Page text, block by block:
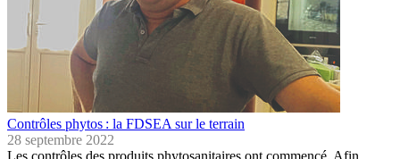
Contrôles phytos : la FDSEA sur le terrain
28 septembre 2022
Les contrôles des produits phytosanitaires ont commencé. Afin